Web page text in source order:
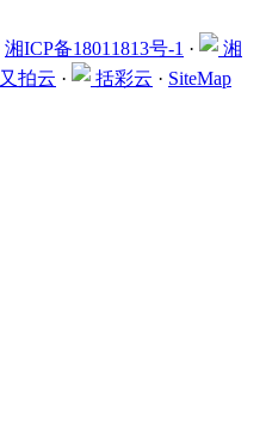
湘ICP备18011813号-1 ·
湘
· 括彩云 · SiteMap